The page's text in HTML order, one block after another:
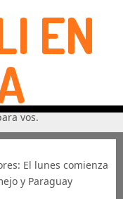
EN
vos.
El lunes comienza
y Paraguay